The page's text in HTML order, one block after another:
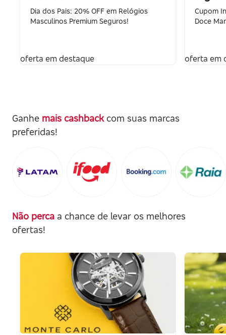
Dia dos Pais: 20% OFF em Relógios
Masculinos Premium Seguros!
oferta em destaque
Cupom
Doce
oferta em
Ganhe mais cashback com suas marcas
preferidas!
Não perca a chance de levar os melhores
ofertas!